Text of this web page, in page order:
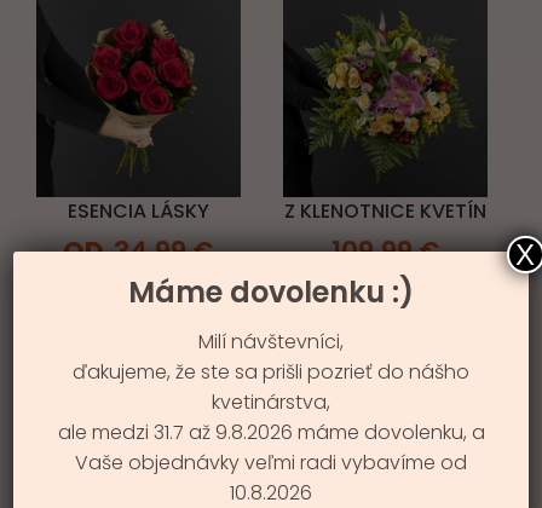
ESENCIA LÁSKY
34.99€
Z KLENOTNICE KVETÍN
109.99€
Máme dovolenku :)
Milí návštevníci,
ďakujeme, že ste sa prišli pozrieť do nášho
kvetinárstva,
ale medzi 31.7 až 9.8.2026 máme dovolenku, a
Vaše objednávky veľmi radi vybavíme od
10.8.2026
X